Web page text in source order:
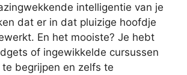
intelligentie van je
dat er in dat pluizige hoofdje
En het mooiste? Je hebt
of ingewikkelde cursussen
begrijpen en zelfs te